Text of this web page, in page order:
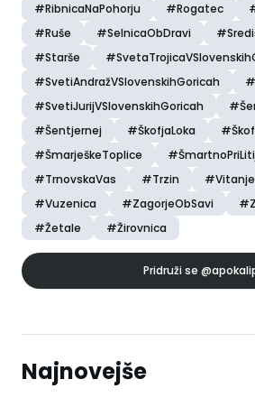
#RibnicaNaPohorju
#Rogatec
#Ruše
#SelnicaObDravi
#Starše
#SvetiAndražVSlovenskihGoricah
#SvetiJurijVSlovenskihGoricah
#Šentjernej
#ŠkofjaLoka
#ŠmarješkeToplice
#TrnovskaVas
#Trzin #Vitanje
#Vuzenica
#ZagorjeObSavi
#Žetale
#Žirovnica
Pridruži se
Najnovejše